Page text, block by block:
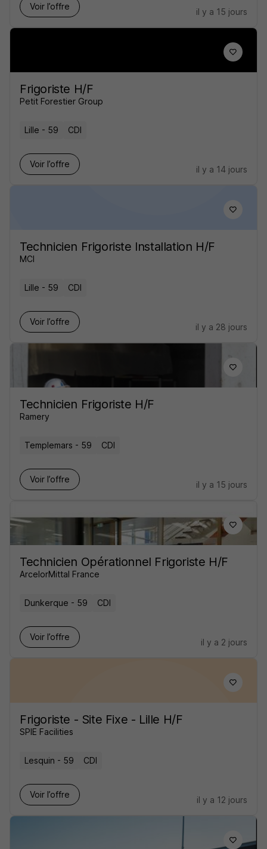
Voir l’offre
il y a 15 jours
Frigoriste H/F
Petit Forestier Group
Lille - 59 CDI
Voir l’offre
il y a 14 jours
Technicien Frigoriste Installation H/F
MCI
Lille - 59 CDI
Voir l’offre
il y a 28 jours
Technicien Frigoriste H/F
Ramery
Templemars - 59 CDI
Voir l’offre
il y a 15 jours
Technicien Opérationnel Frigoriste H/F
ArcelorMittal France
Dunkerque - 59 CDI
Voir l’offre
il y a 2 jours
Frigoriste - Site Fixe - Lille H/F
SPIE Facilities
Lesquin - 59 CDI
Voir l’offre
il y a 12 jours